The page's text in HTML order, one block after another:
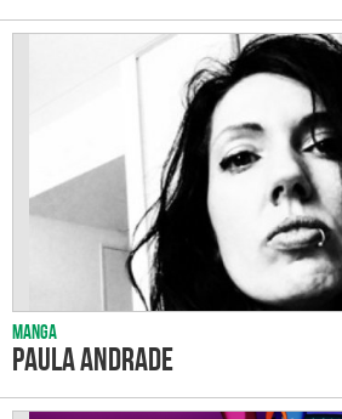
Manga
Paula Andrade